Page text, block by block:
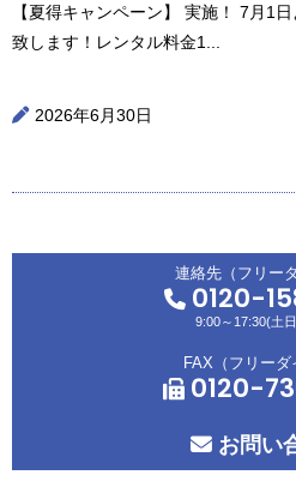
【夏得キャンペーン】 実施！ 7月1
致します！レンタル料金1...
2026年6月30日
連絡先（フリー
0120-
9:00～17:30(土
FAX（フリーダ
0120-
お問い